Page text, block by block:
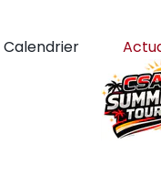
Calendrier